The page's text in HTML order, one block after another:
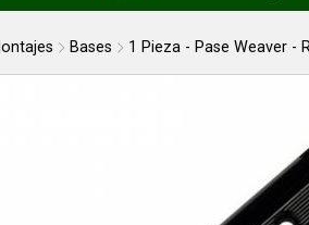
Bases 1 Pieza - Pase Weaver -